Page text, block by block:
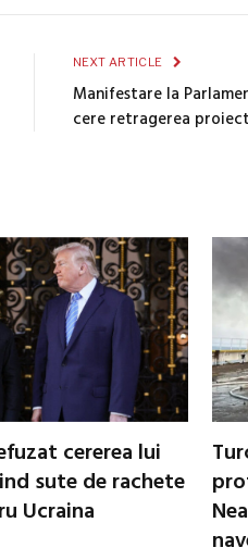
NEXT ARTICLE
Manifestare la
cere retragerea
cererea lui
sute de rachete
Ucraina